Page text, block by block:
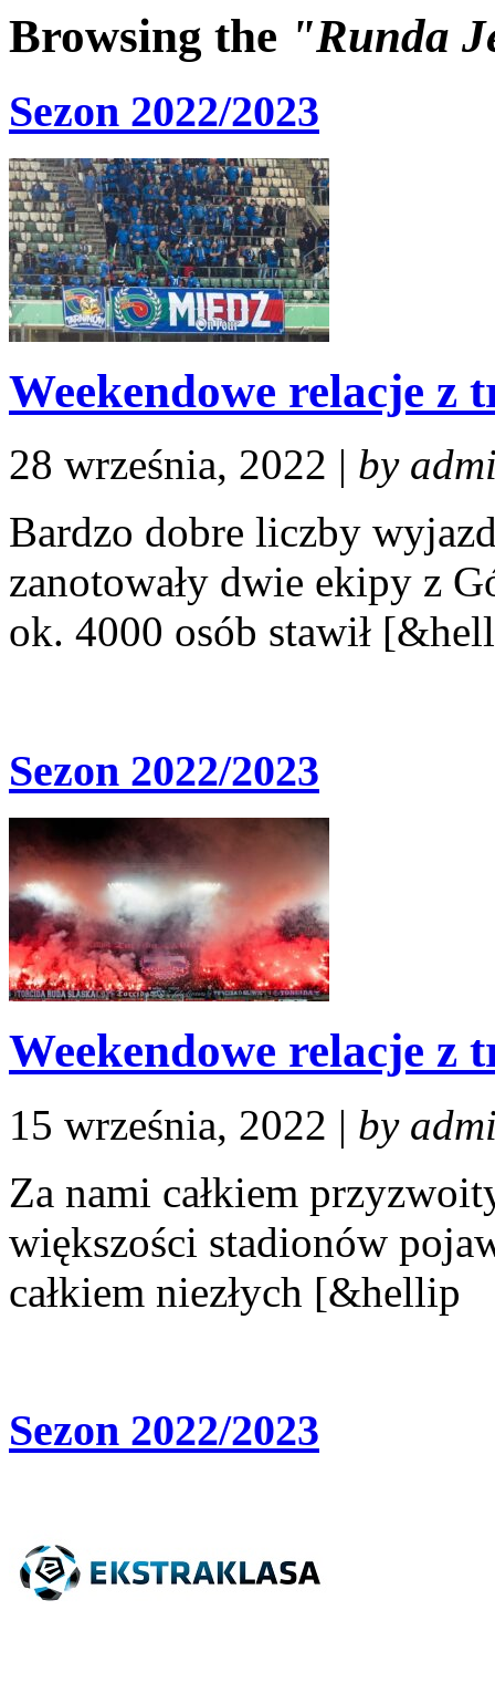
Browsing the "Runda
Sezon 2022/2023
Weekendowe relacje z
28 września, 2022 | by
Bardzo dobre liczby
zanotowały dwie ekipy z
ok. 4000 osób stawił
Sezon 2022/2023
Weekendowe relacje z
15 września, 2022 | by
Za nami całkiem
większości stadionów
całkiem niezłych [&hellip
Sezon 2022/2023